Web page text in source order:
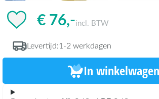
€ 76,-incl. BTW
Levertijd:1-2 werkdagen
In winkelwagen